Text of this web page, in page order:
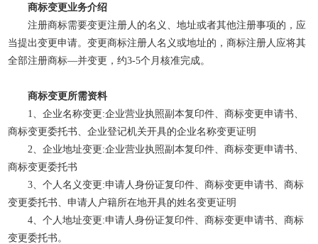
商标变更业务介绍
注册商标需要变更注册人的名义、地址或者其他注册事项的，应
当提出变更申请。变更商标注册人名义或地址的，商标注册人应将其
全部注册商标—并变更，约3-5个月核准完成。
商标变更所需资料
1、企业名称变更:企业营业执照副本复印件、商标变更申请书、
商标变更委托书、企业登记机关开具的企业名称变更证明
2、企业地址变更:企业营业执照副本复印件、商标变更申请书、
商标变更委托书
3、个人名义变更:申请人身份证复印件、商标变更申请书、商标
变更委托书、申请人户籍所在地开具的姓名变更证明
4、个人地址变更:申请人身份证复印件、商标变更申请书、商标
变更委托书。